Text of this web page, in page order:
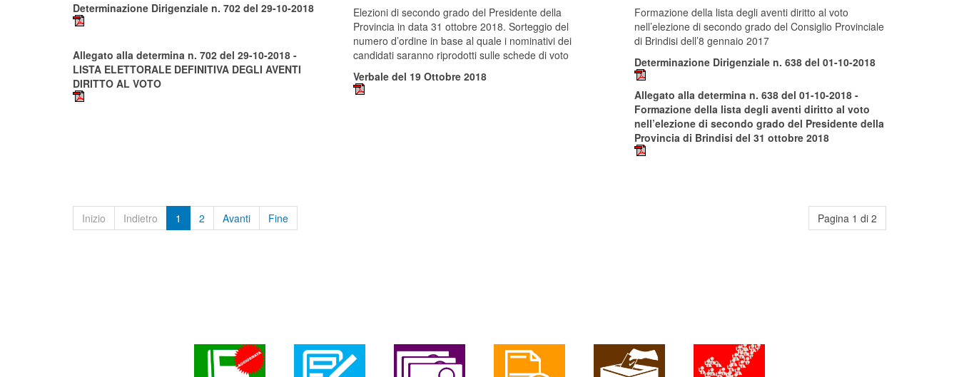
Determinazione Dirigenziale n. 702 del 29-10-2018
Allegato alla determina n. 702 del 29-10-2018 -
LISTA ELETTORALE DEFINITIVA DEGLI AVENTI
DIRITTO AL VOTO
Elezioni di secondo grado del Presidente della
Provincia in data 31 ottobre 2018. Sorteggio del
numero d’ordine in base al quale i nominativi dei
candidati saranno riprodotti sulle schede di voto
Verbale del 19 Ottobre 2018
Formazione della lista degli aventi diritto al voto
nell’elezione di secondo grado del Consiglio Provinciale
di Brindisi dell’8 gennaio 2017
Determinazione Dirigenziale n. 638 del 01-10-2018
Allegato alla determina n. 638 del 01-10-2018 -
Formazione della lista degli aventi diritto al voto
nell’elezione di secondo grado del Presidente della
Provincia di Brindisi del 31 ottobre 2018
Pagina 1 di 2
Inizio Indietro 1 2 Avanti Fine